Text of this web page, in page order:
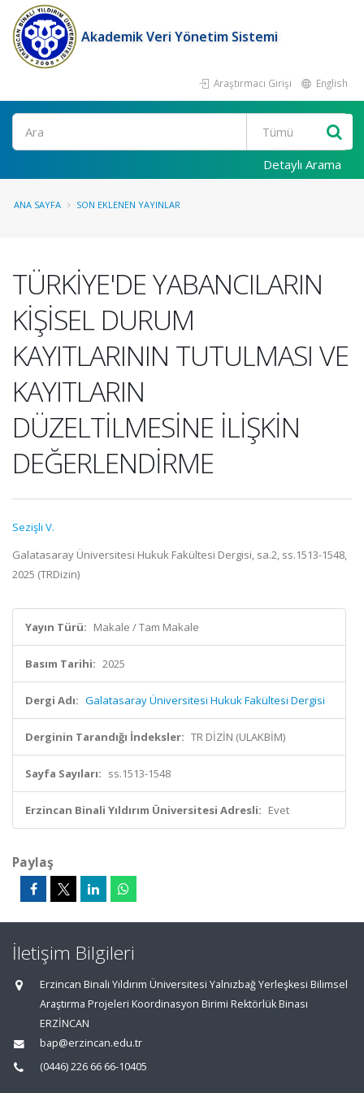
Akademik Veri Yönetim Sistemi
Araştırmacı Girişi English
Ara
Detaylı Arama
ANA SAYFA SON EKLENEN YAYINLAR
TÜRKİYE'DE YABANCILARIN
KİŞİSEL DURUM
KAYITLARININ TUTULMASI VE
KAYITLARIN
DÜZELTİLMESİNE İLİŞKİN
DEĞERLENDİRME
Sezişli V.
Galatasaray Üniversitesi Hukuk Fakültesi Dergisi, sa.2, ss.1513-1548,
2025 (TRDizin)
Yayın Türü: Makale / Tam Makale
Basım Tarihi: 2025
Dergi Adı: Galatasaray Üniversitesi Hukuk Fakültesi Dergisi
Derginin Tarandığı İndeksler: TR DİZİN (ULAKBİM)
Sayfa Sayıları: ss.1513-1548
Erzincan Binali Yıldırım Üniversitesi Adresli: Evet
Paylaş
İletişim Bilgileri
Erzincan Binali Yıldırım Üniversitesi Yalnızbağ Yerleşkesi Bilimsel
Araştırma Projeleri Koordinasyon Birimi Rektörlük Binası
ERZİNCAN
bap@erzincan.edu.tr
(0446) 226 66 66-10405